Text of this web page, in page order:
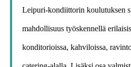
Leipuri-kondiittorin koulutuksen
mahdollisuus työskennellä
konditorioissa, kahviloissa,